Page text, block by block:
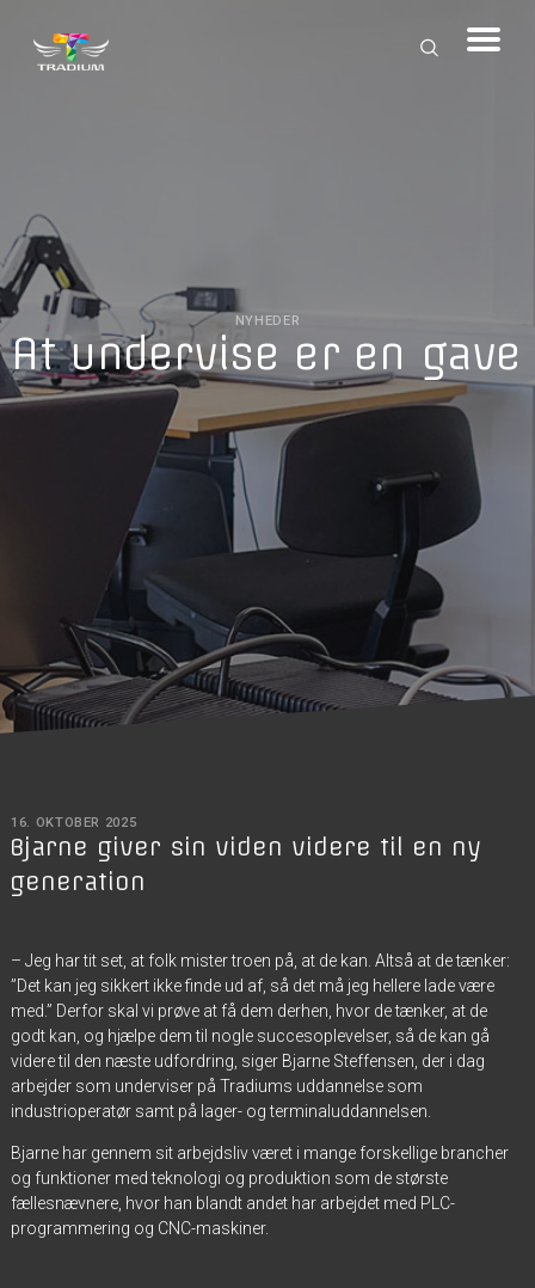
NYHEDER
At undervise er en gave
16. OKTOBER 2025
Bjarne giver sin viden videre til en ny
generation
– Jeg har tit set, at folk mister troen på, at de kan. Altså at de tænker:
”Det kan jeg sikkert ikke finde ud af, så det må jeg hellere lade være
med.” Derfor skal vi prøve at få dem derhen, hvor de tænker, at de
godt kan, og hjælpe dem til nogle succesoplevelser, så de kan gå
videre til den næste udfordring, siger Bjarne Steffensen, der i dag
arbejder som underviser på Tradiums uddannelse som
industrioperatør samt på lager- og terminaluddannelsen.
Bjarne har gennem sit arbejdsliv været i mange forskellige brancher
og funktioner med teknologi og produktion som de største
fællesnævnere, hvor han blandt andet har arbejdet med PLC-
programmering og CNC-maskiner.